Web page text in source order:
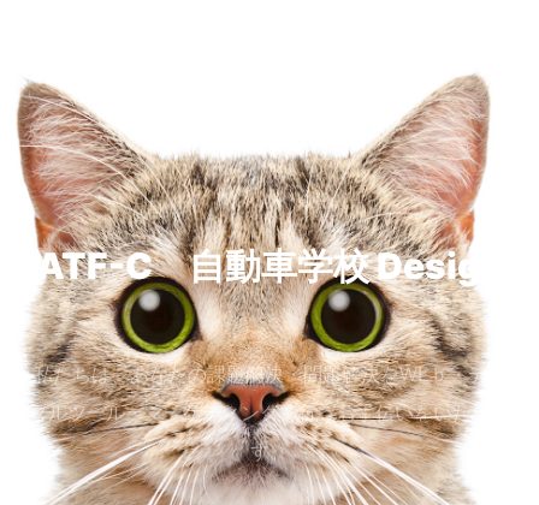
ATF-C 自動車学校Design
私たちは、あなたの課題解決・問題解決をWEｂ・デジ
タルツール・マーケティングで行うお手伝いをいたしま
す。